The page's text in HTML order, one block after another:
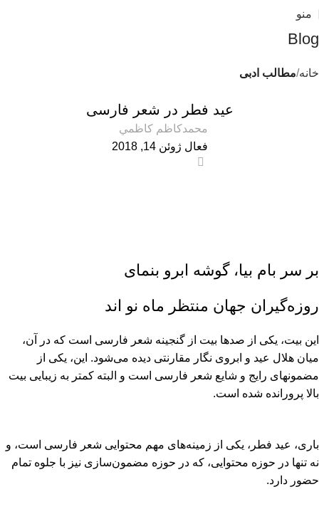
منو
Blog
خانه مطالب ادبی
عید فطر در شعر فارسى
محمدكاظم كاظمي
فعال ژوئن 14, 2018
بر سر بام بیا، گوشه ابرو بنماى
روزه‏‌گیران جهان منتظر ماه نو اند
این بیت، یکى از صدها بیت از گنجینه شعر فارسى است که در آن،
میان هلال عید و ابروى نگار مقارنتى دیده مى‏‌شود. این، یکى از
مضمونهاى رایج و شایع شعر فارسى است و البته کمتر به زیبایى بیت
بالا پرورانده شده است.
بارى، عید فطر، یکى از زمینه‏‌هاى مهم محتوایى شعر فارسى است، و
نه تنها در حوزه محتوایى، که در حوزه مضمون‏‌سازى نیز با جلوه تمام
حضور دارد.